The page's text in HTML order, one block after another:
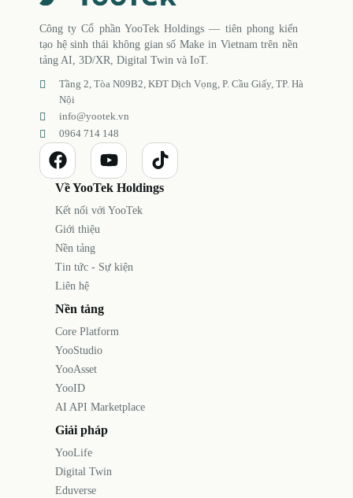
Công ty Cổ phần YooTek Holdings — tiên phong kiến
tạo hệ sinh thái không gian số Make in Vietnam trên nền
tảng AI, 3D/XR, Digital Twin và IoT.
Tầng 2, Tòa N09B2, KĐT Dịch Vọng, P. Cầu Giấy, TP. Hà
Nội
info@yootek.vn
0964 714 148
Về YooTek Holdings
Kết nối với YooTek
Giới thiệu
Nền tảng
Tin tức - Sự kiện
Liên hệ
Nền tảng
Core Platform
YooStudio
YooAsset
YooID
AI API Marketplace
Giải pháp
YooLife
Digital Twin
Eduverse